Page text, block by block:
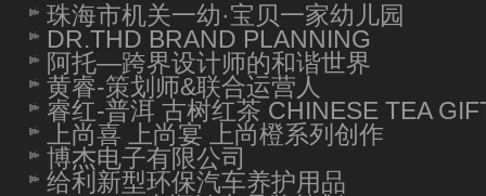
珠海市机关一幼·宝贝一家幼儿园
DR.THD BRAND PLANNING
阿托—跨界设计师的和谐世界
黄睿-策划师&联合运营人
睿红-普洱 古树红茶 CHINESE TEA
上尚喜 上尚宴 上尚橙系列创作
博杰电子有限公司
给利新型环保汽车养护用品